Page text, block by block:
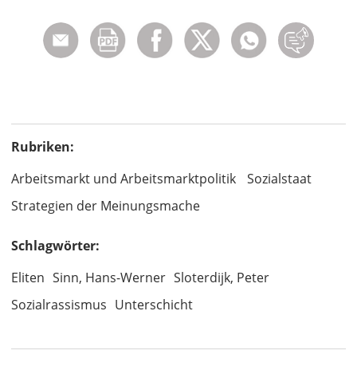
Rubriken:
Arbeitsmarkt und Arbeitsmarktpolitik
Sozialstaat
Strategien der Meinungsmache
Schlagwörter:
Eliten Sinn, Hans-Werner Sloterdijk, Peter
Sozialrassismus Unterschicht